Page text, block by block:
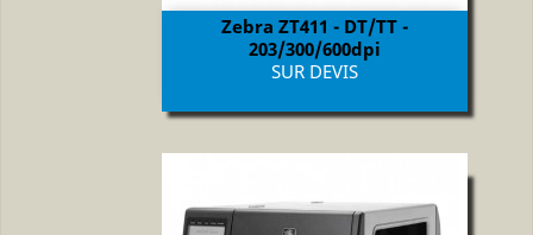
Zebra ZT411 - DT/TT -
203/300/600dpi
Prix
SUR DEVIS